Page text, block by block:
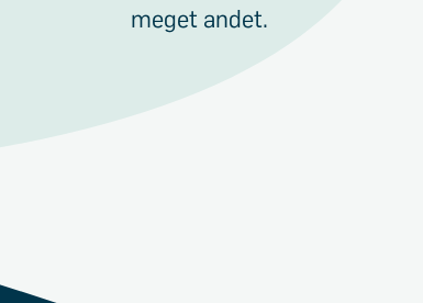
meget andet.